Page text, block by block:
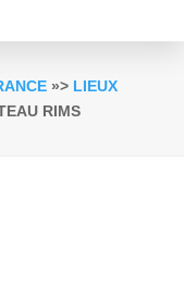
»> LIEUX
RIMS